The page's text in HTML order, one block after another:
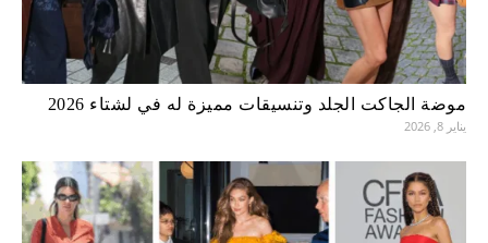
موضة الجاكت الجلد وتنسيقات مميزة له في لشتاء 2026
يناير 8, 2026